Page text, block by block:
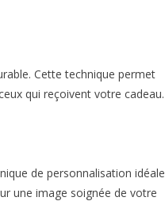
Cette technique permet
qui reçoivent votre cadeau.
de personnalisation idéale
une image soignée de votre